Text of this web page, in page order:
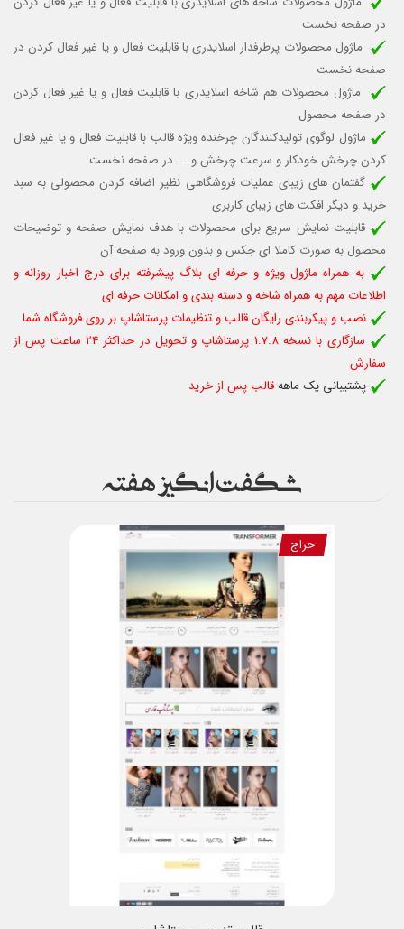
در صفحه نخست
ماژول محصولات پرطرفدار اسلایدری با قابلیتفعال و یا غیر فعال کردندر
صفحه نخست
ماژول محصولات هم شاخه اسلایدری با قابلیت فعال و یا غیر فعال کردن
در صفحه محصول
ماژول لوگوی تولیدکنندگان چرخنده ویژه قالب با قابلیت فعال و یا غیر فعال
کردن چرخش خودکار و سرعت چرخش و ... در صفحه نخست
گفتمان های زیبای عملیات فروشگاهی نظیر اضافه کردن محصولی به سبد
خرید و دیگر افکت های زیبای کاربری
قابلیت نمایش سریع برای محصولات با هدف نمایش صفحه و توضیحات
محصول به صورت کاملا ای جکس و بدون ورود به صفحه آن
به همراه ماژول ویژه و حرفه ای بلاگ پیشرفته برای درج اخبار روزانه و
اطلاعات مهم به همراه شاخه و دسته بندی و امکانات حرفه ای
نصب و پیکربندی رایگان قالب و تنظیمات پرستاشاپ بر روی فروشگاه شما
سازگاری با نسخه 1.7.8 پرستاشاپ و تحویل در حداکثر 24 ساعت پس از
سفارش
پشتیبانی یک ماههقالب پس از خرید
شگفت انگیز هفته
حراج